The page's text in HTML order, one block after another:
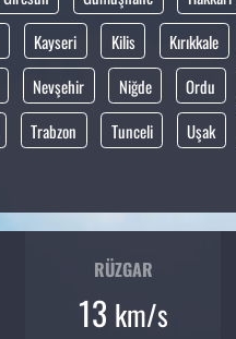
Kayseri Kilis Kırıkkale
Nevşehir Niğde Ordu
Trabzon Tunceli Uşak
RÜZGAR
13 km/s